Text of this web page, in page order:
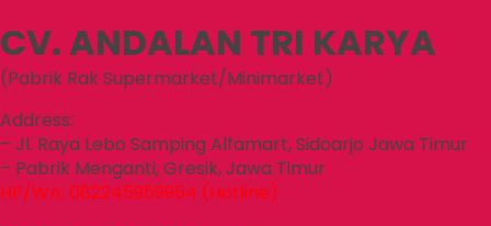
CV. ANDALAN TRI KARYA
(Pabrik Rak Supermarket/Minimarket)
Address:
– Jl. Raya Lebo Samping Alfamart, Sidoarjo Jawa Timur
– Pabrik Menganti, Gresik, Jawa Timur
HP/WA: 082245959954 (Hotline)